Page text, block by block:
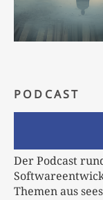
PODCAST
Der Podcast
Themen aus